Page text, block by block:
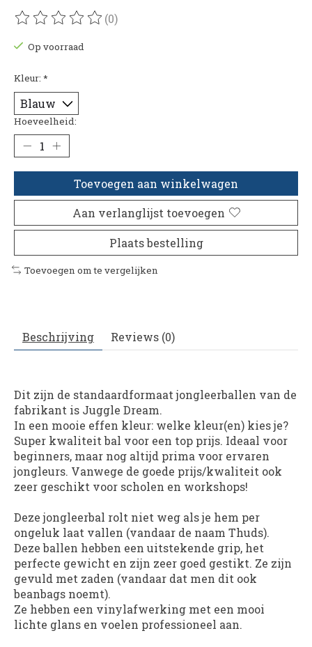
De beoordeling van dit product is
(0)
Op voorraad
Kleur: *
Hoeveelheid:
Toevoegen aan winkelwagen
Aan verlanglijst toevoegen
Plaats bestelling
Toevoegen om te vergelijken
Beschrijving Reviews (0)
Dit zijn de standaardformaat jongleerballen van de
fabrikant is Juggle Dream.
In een mooie effen kleur: welke kleur(en) kies je?
Super kwaliteit bal voor een top prijs. Ideaal voor
beginners, maar nog altijd prima voor ervaren
jongleurs. Vanwege de goede prijs/kwaliteit ook
zeer geschikt voor scholen en workshops!
Deze jongleerbal rolt niet weg als je hem per
ongeluk laat vallen (vandaar de naam Thuds).
Deze ballen hebben een uitstekende grip, het
perfecte gewicht en zijn zeer goed gestikt. Ze zijn
gevuld met zaden (vandaar dat men dit ook
beanbags noemt).
Ze hebben een vinylafwerking met een mooi
lichte glans en voelen professioneel aan.